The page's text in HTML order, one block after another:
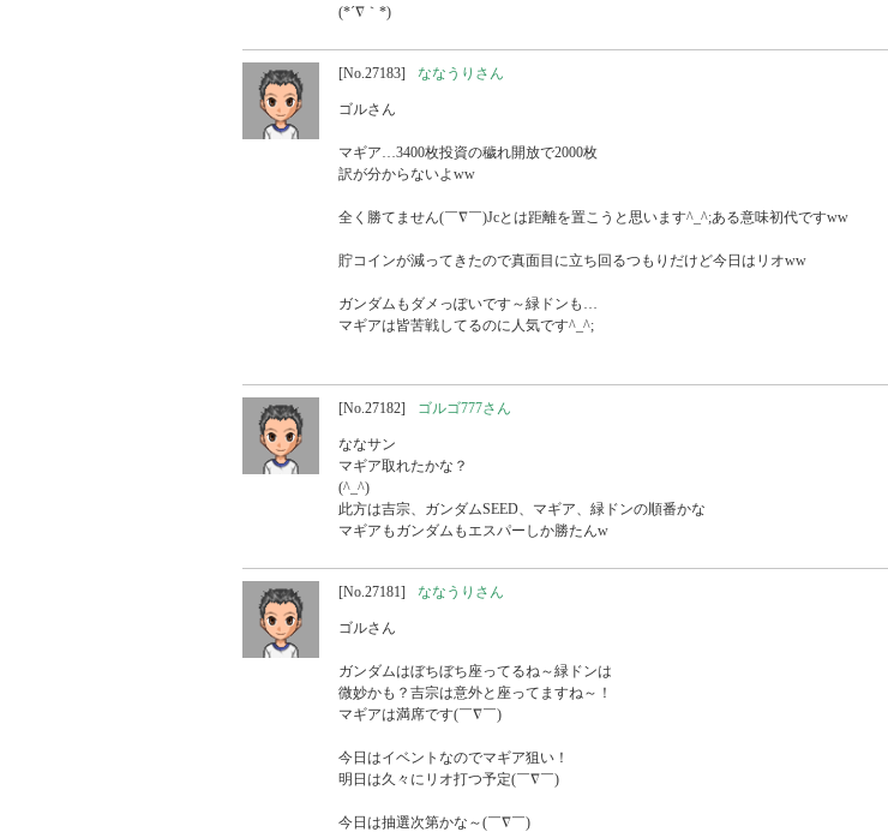
(*´∇｀*)
[No.27183] ななうりさん
ゴルさん
マギア…3400枚投資の穢れ開放で2000枚
訳が分からないよww
全く勝てません(￣∇￣)Jcとは距離を置こうと思います^_^;ある意味初代ですww
貯コインが減ってきたので真面目に立ち回るつもりだけど今日はリオww
ガンダムもダメっぽいです～緑ドンも…
マギアは皆苦戦してるのに人気です^_^;
[No.27182] ゴルゴ777さん
ななサン
マギア取れたかな？
(^_^)
此方は吉宗、ガンダムSEED、マギア、緑ドンの順番かな
[No.27181] ななうりさん
ゴルさん
ガンダムはぼちぼち座ってるね～緑ドンは
微妙かも？吉宗は意外と座ってますね～！
マギアは満席です(￣∇￣)
今日はイベントなのでマギア狙い！
明日は久々にリオ打つ予定(￣∇￣)
今日は抽選次第かな～(￣∇￣)